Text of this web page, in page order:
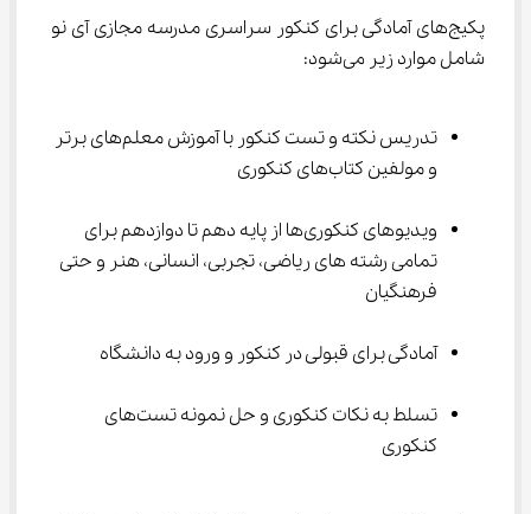
پکیج‌های آمادگی برای کنکور سراسری مدرسه مجازی آی نو
شامل موارد زیر می‌شود:
تدریس نکته و تست کنکور با آموزش معلم‌های برتر
و مولفین کتاب‌های کنکوری
ویدیوهای کنکوری‌ها از پایه دهم تا دوازدهم برای
تمامی رشته های ریاضی، تجربی، انسانی، هنر و حتی
فرهنگیان
آمادگی برای قبولی در کنکور و ورود به دانشگاه
تسلط به نکات کنکوری و حل نمونه تست‌های
کنکوری